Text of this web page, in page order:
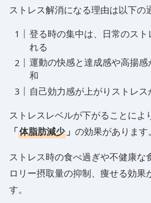
ストレス解消になる理由は以下の
登る時の集中は、日常のス
れる
運動の快感と達成感や高揚
和
自己効力感が上がりストレ
ストレスレベルが下がることによ
「体脂肪減少」 の効果があります。
ストレス時の食べ過ぎや不健康な
ロリー摂取量の抑制、痩せる効果
す。